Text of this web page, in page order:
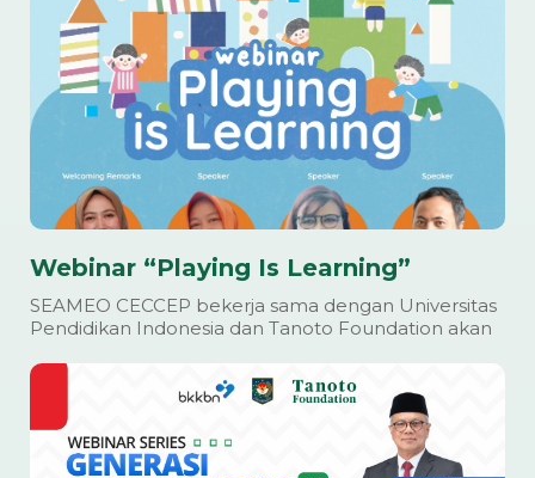
Webinar “Playing Is Learning”
SEAMEO CECCEP bekerja sama dengan Universitas
Pendidikan Indonesia dan Tanoto Foundation akan